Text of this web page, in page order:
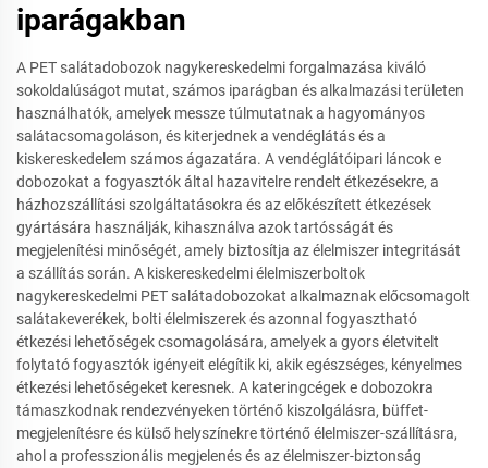
iparágakban
A PET salátadobozok nagykereskedelmi forgalmazása kiváló
sokoldalúságot mutat, számos iparágban és alkalmazási területen
használhatók, amelyek messze túlmutatnak a hagyományos
salátacsomagoláson, és kiterjednek a vendéglátás és a
kiskereskedelem számos ágazatára. A vendéglátóipari láncok e
dobozokat a fogyasztók által hazavitelre rendelt étkezésekre, a
házhozszállítási szolgáltatásokra és az előkészített étkezések
gyártására használják, kihasználva azok tartósságát és
megjelenítési minőségét, amely biztosítja az élelmiszer integritását
a szállítás során. A kiskereskedelmi élelmiszerboltok
nagykereskedelmi PET salátadobozokat alkalmaznak előcsomagolt
salátakeverékek, bolti élelmiszerek és azonnal fogyasztható
étkezési lehetőségek csomagolására, amelyek a gyors életvitelt
folytató fogyasztók igényeit elégítik ki, akik egészséges, kényelmes
étkezési lehetőségeket keresnek. A kateringcégek e dobozokra
támaszkodnak rendezvényeken történő kiszolgálásra, büffet-
megjelenítésre és külső helyszínekre történő élelmiszer-szállításra,
ahol a professzionális megjelenés és az élelmiszer-biztonság